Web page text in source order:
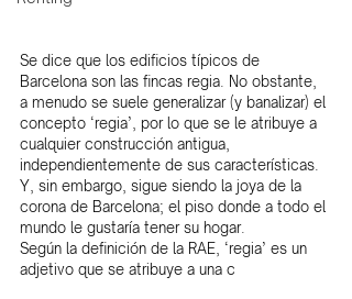
Se dice que los edificios típicos de
Barcelona son las fincas regia. No obstante,
a menudo se suele generalizar (y banalizar) el
concepto ‘regia’, por lo que se le atribuye a
cualquier construcción antigua,
independientemente de sus características.
Y, sin embargo, sigue siendo la joya de la
corona de Barcelona; el piso donde a todo el
mundo le gustaría tener su hogar.
Según la definición de la RAE, ‘regia’ es un
adjetivo que se atribuye a una c